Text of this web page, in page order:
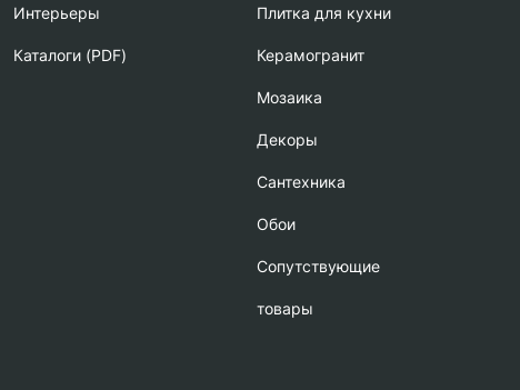
Интерьеры
Каталоги (PDF)
Плитка для кухни
Керамогранит
Мозаика
Декоры
Сантехника
Обои
Сопутствующие
товары